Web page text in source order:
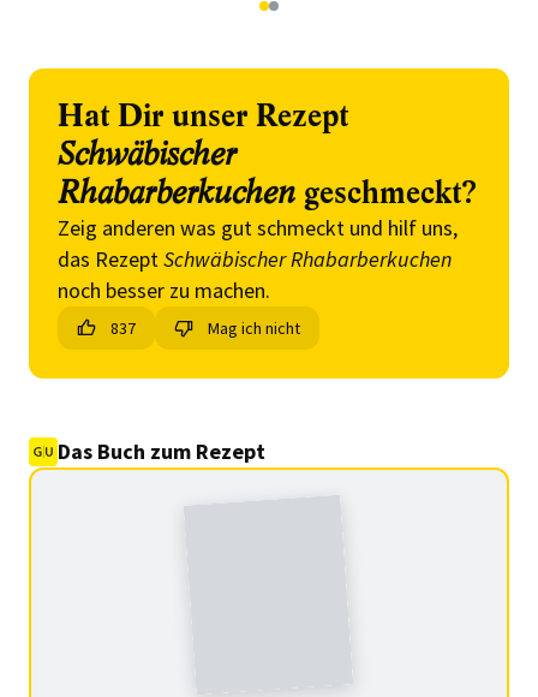
12
Hat Dir unser Rezept
Schwäbischer
Rhabarberkuchen geschmeckt?
Zeig anderen was gut schmeckt und hilf uns,
das RezeptSchwäbischer Rhabarberkuchen
noch besser zu machen.
837 Mag ich nicht
Das Buch zum Rezept